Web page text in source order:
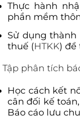
Thực hành
phần mềm
Sử dụng
thuế (HTKK) để
Tập phân tích
Học cách kết
cân đối kế
Báo cáo lưu